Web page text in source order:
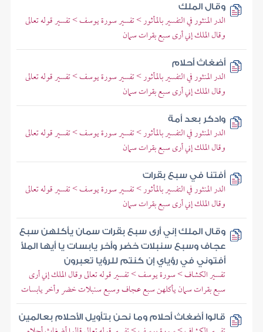
وقال الملك
الدر المنثور في التفسير بالمأثور > تفسير سورة يوسف > تفسير قوله تعالى
وقال الملك إني أرى سبع بقرات سمان
أضغاث أحلام
الدر المنثور في التفسير بالمأثور > تفسير سورة يوسف > تفسير قوله تعالى
وقال الملك إني أرى سبع بقرات سمان
وادكر بعد أمة
الدر المنثور في التفسير بالمأثور > تفسير سورة يوسف > تفسير قوله تعالى
وقال الملك إني أرى سبع بقرات سمان
أفتنا في سبع بقرات
الدر المنثور في التفسير بالمأثور > تفسير سورة يوسف > تفسير قوله تعالى
وقال الملك إني أرى سبع بقرات سمان
وقال الملك إني أرى سبع بقرات سمان يأكلهن سبع
عجاف وسبع سنبلات خضر وأخر يابسات يا أيها الملأ
أفتوني في رؤياي إن كنتم للرؤيا تعبرون
تفسير الكشاف > سورة يوسف > تفسير قوله تعالى وقال الملك إني أرى
سبع بقرات سمان يأكلهن سبع عجاف وسبع سنبلات خضر وأخر يابسات
قالوا أضغاث أحلام وما نحن بتأويل الأحلام بعالمين